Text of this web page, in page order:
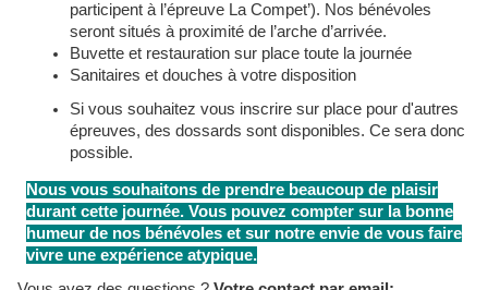
participent à l’épreuve La Compet’). Nos bénévoles
seront situés à proximité de l’arche d’arrivée.
Buvette et restauration sur place toute la journée
Sanitaires et douches à votre disposition
Si vous souhaitez vous inscrire sur place pour d'autres
épreuves, des dossards sont disponibles. Ce sera donc
possible.
Nous vous souhaitons de prendre beaucoup de plaisir
durant cette journée. Vous pouvez compter sur la bonne
humeur de nos bénévoles et sur notre envie de vous faire
vivre une expérience atypique.